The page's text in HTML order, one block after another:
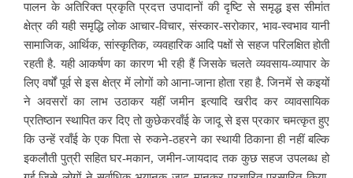
पालन के अतिरिक्त प्रकृति प्रदत्त उपादानों की दृष्टि से समृद्ध इस सीमांत
क्षेत्र की यही समृद्धि लोक आचार-विचार, संस्कार-सरोकार, भाव-स्वभाव यानी
सामाजिक, आर्थिक, सांस्कृतिक, व्यवहारिक आदि पक्षों से सहज परिलक्षित होती
रहती है. यही आकर्षण का कारण भी रही हैं जिसके चलते व्यवसाय-व्यापार के
लिए वर्षों पूर्व से इस क्षेत्र में लोगों को आना-जाना होता रहा है. जिनमें से कइयों
ने अवसरों का लाभ उठाकर यहीं जमीन इत्यादि खरीद कर व्यावसायिक
प्रतिष्ठान स्थापित कर दिए तो कुछेकरवाँई के जादू से इस प्रकार चमत्कृत हुए
कि उन्हें रवाँई के एक पिता से रुकने-ठहरने का स्थायी ठिकाना ही नहीं बल्कि
इकलौती पुत्रीसहित घर-मकान, जमीन-जायदाद तक कुछ सहज उपलब्ध हो